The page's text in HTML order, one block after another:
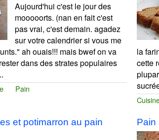
Aujourd'hui c'est le jour des
mooooorts. (nan en fait c'est
pas vrai, c'est demain. agadez
sur votre calendrier si vous me
ah ouais!!! mais bwef on va
dans des strates populaires
Pain
la
cette
et potimarron au pain
Pain